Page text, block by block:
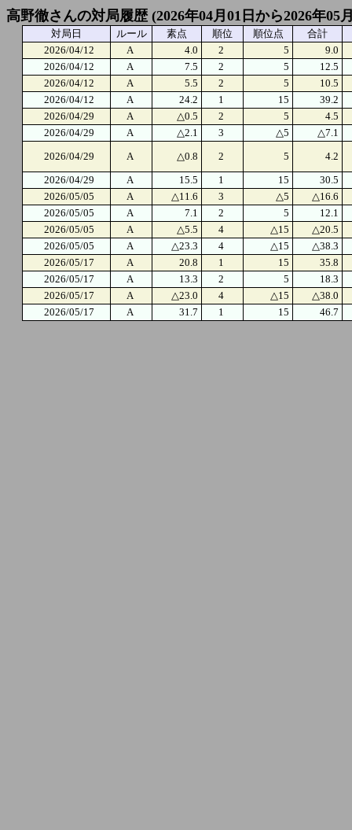
高野徹さんの対局履歴 (2026年04月01日から2026年05
対局日 ルール 素点 順位 順位点
合計
2026/04/12
A 4.0 2 5
9.0
2026/04/12
A 7.5 2 5
12.5
2026/04/12
A 5.5 2 5
10.5
2026/04/12
A 24.2 1 15
39.2
2026/04/29
A △0.5 2 5
4.5
2026/04/29
A △2.1 3 △5
△7.1
2026/04/29
A △0.8 2 5
4.2
2026/04/29
A 15.5 1 15
30.5
2026/05/05
A △11.6 3 △5
△16.6
2026/05/05
A 7.1 2 5
12.1
2026/05/05
A △5.5 4 △15
△20.5
2026/05/05
A △23.3 4 △15
△38.3
2026/05/17
A 20.8 1 15
35.8
2026/05/17
A 13.3 2 5
18.3
2026/05/17
A △23.0 4 △15
△38.0
2026/05/17
A 31.7 1 15 46.7